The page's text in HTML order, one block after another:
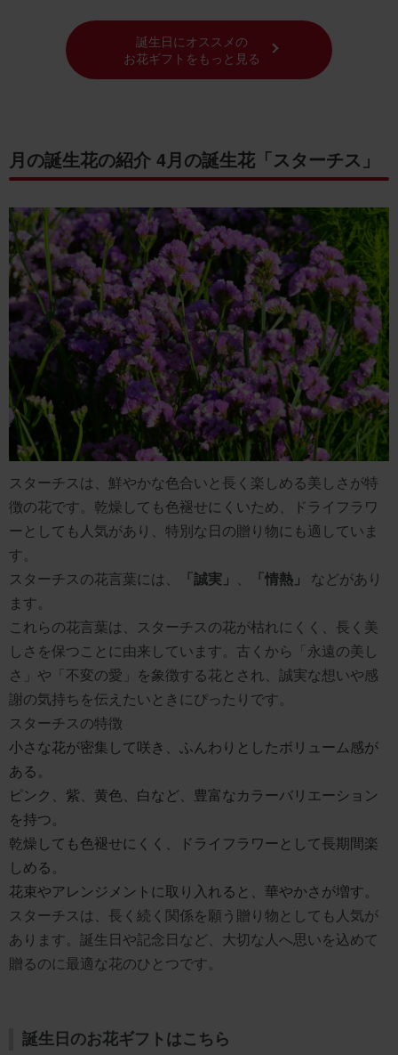
誕生日にオススメの
お花ギフトをもっと見る
月の誕生花の紹介 4月の誕生花「スターチス」
スターチスは、鮮やかな色合いと長く楽しめる美しさが特
徴の花です。乾燥しても色褪せにくいため、ドライフラワ
ーとしても人気があり、特別な日の贈り物にも適していま
す。
スターチスの花言葉には、
「誠実」 「情熱」
などがあり
ます。
これらの花言葉は、スターチスの花が枯れにくく、長く美
しさを保つことに由来しています。古くから「永遠の美し
さ」や「不変の愛」を象徴する花とされ、誠実な想いや感
謝の気持ちを伝えたいときにぴったりです。
スターチスの特徴
小さな花が密集して咲き、ふんわりとしたボリューム感が
ある。
ピンク、紫、黄色、白など、豊富なカラーバリエーション
を持つ。
乾燥しても色褪せにくく、ドライフラワーとして長期間楽
しめる。
花束やアレンジメントに取り入れると、華やかさが増す。
スターチスは、長く続く関係を願う贈り物としても人気が
あります。誕生日や記念日など、大切な人へ思いを込めて
贈るのに最適な花のひとつです。
誕生日のお花ギフトはこちら